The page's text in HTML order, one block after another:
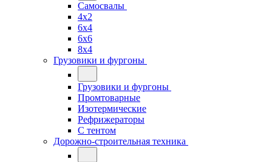
Самосвалы
4x2
6x4
6x6
8x4
Грузовики и фургоны
Грузовики и фургоны
Промтоварные
Изотермические
Рефрижераторы
С тентом
Дорожно-строительная техника